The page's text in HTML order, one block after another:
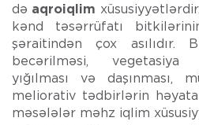
də aqroiqlim
kənd təsərrüfatı
şəraitindən çox asılıdır.
becərilməsi, vegetasiya
yığılması və daşınması,
meliorativ tədbirlərin
məsələlər məhz iqlim